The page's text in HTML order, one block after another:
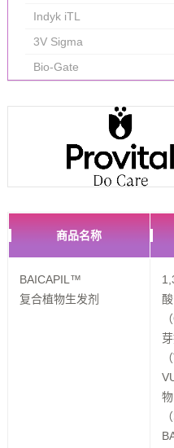
Indyk iTL
3V Sigma
Bio-Gate
商品名称
BAICAPIL™
复合植物生发剂